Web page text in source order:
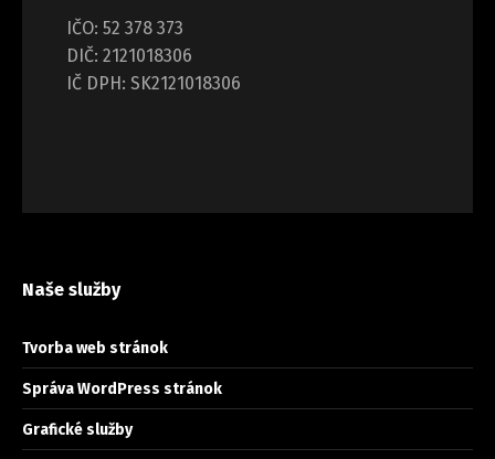
IČO: 52 378 373
DIČ: 2121018306
IČ DPH: SK2121018306
Naše služby
Tvorba web stránok
Správa WordPress stránok
Grafické služby